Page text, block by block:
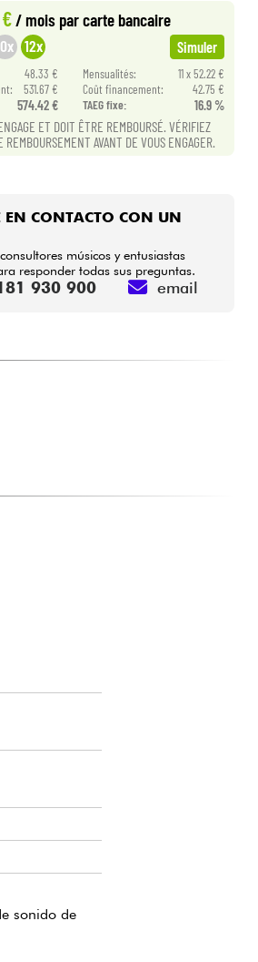
/ mois par carte bancaire
12x Simuler
48.33 € Mensualités:
11 x 52.22 €
531.67 € Coût financement:
42.75 €
574.42 € TAEG fixe: 16.9 %
ET DOIT ÊTRE REMBOURSÉ. VÉRIFIEZ
REMBOURSEMENT AVANT DE VOUS ENGAGER.
EN CONTACTO CON UN
músicos y entusiastas
responder todas sus preguntas.
930 900 email
sonido de